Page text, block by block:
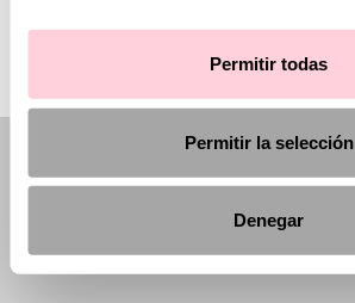
Permitir todas
Permitir la selección
Denegar